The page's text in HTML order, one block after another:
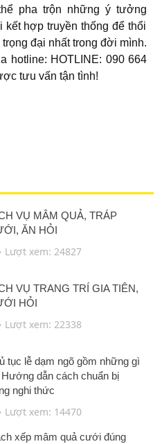
pha trộn những ý tưởng
hợp truyền thống để thổi
đại nhất trong đời mình.
hotline: HOTLINE: 090 664
tưu vấn tận tình!
VỤ MÂM QUẢ, TRÁP
ĂN HỎI
Lượt xem: 24827
VỤ TRANG TRÍ GIA TIÊN,
HỎI
Lượt xem: 22338
tục lễ dạm ngõ gồm những gì
dẫn cách chuẩn bị
nghi thức
Lượt xem: 14470
xếp mâm quả cưới đúng